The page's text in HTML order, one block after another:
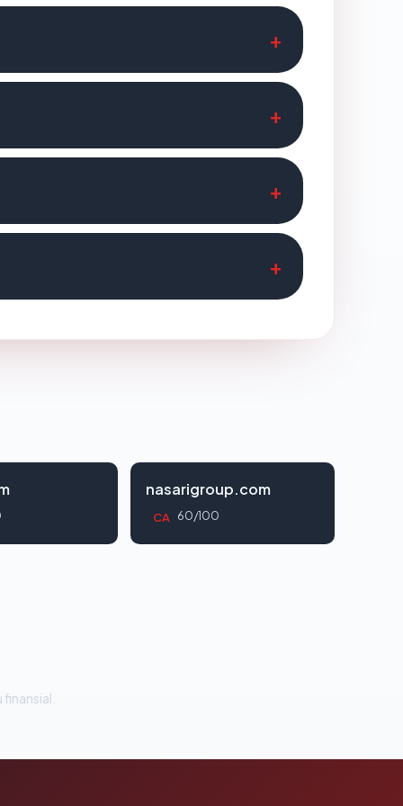
nasarigroup.com
CA 60/100